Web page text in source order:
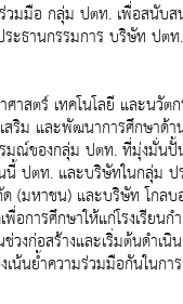
มมือ กลุ่ม ปตท. เพื่อสนับส
ระธานกรรมการ บริษัท ป
สตร์ เทคโนโลยี และนวัต
ริม และพัฒนาการศึกษาด้า
ณ์ของกลุ่ม ปตท. ที่มุ่งมั่นปั้
นนี้ ปตท. และบริษัทในกลุ่ม
มหาชน) และบริษัท โกลบ
ารศึกษาให้แก่โรงเรียนก
วงก่อสร้างและเริ่มต้นดำเ
ย้ำความร่วมมือกันในกา